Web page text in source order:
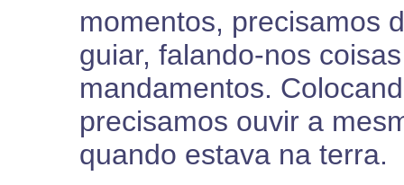
momentos, precisamos
guiar, falando-nos
mandamentos.
precisamos ouvir a
quando estava na terra.